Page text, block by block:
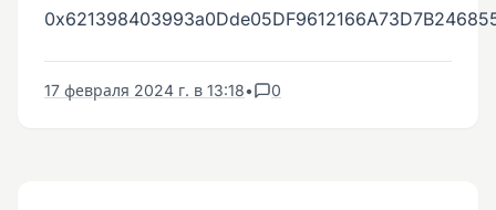
17 февраля 2024 г. в 13:18• 0